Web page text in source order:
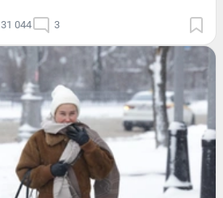
31 044 3